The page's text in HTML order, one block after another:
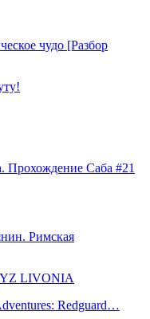
чудо [Разбор
Прохождение Саба #21
Римская
LIVONIA
Redguard…